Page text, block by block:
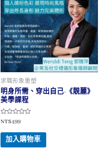
求職形象重塑
明身所需、穿出自己-《靚麗》
美學課程
評
0
滿
分
5
NT$499
加入購物車